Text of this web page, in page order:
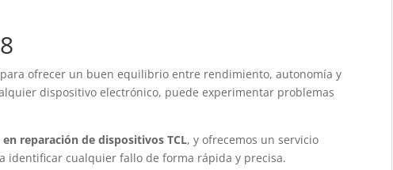
ofrecer un buen equilibrio entre rendimiento, autonomía y
dispositivo electrónico, puede experimentar problemas
reparación de dispositivos TCL, y ofrecemos un servicio
identificar cualquier fallo de forma rápida y precisa.